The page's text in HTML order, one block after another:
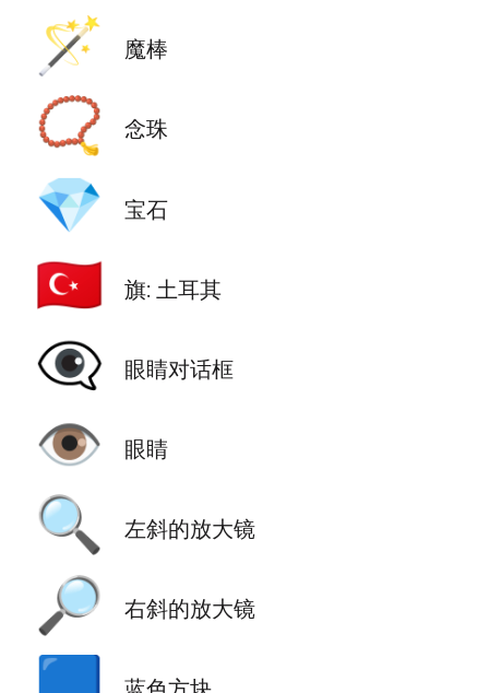
🪄 魔棒
📿 念珠
💎 宝石
🇹🇷 旗: 土耳其
👁️‍🗨️ 眼睛对话框
👁️ 眼睛
🔍 左斜的放大镜
🔎 右斜的放大镜